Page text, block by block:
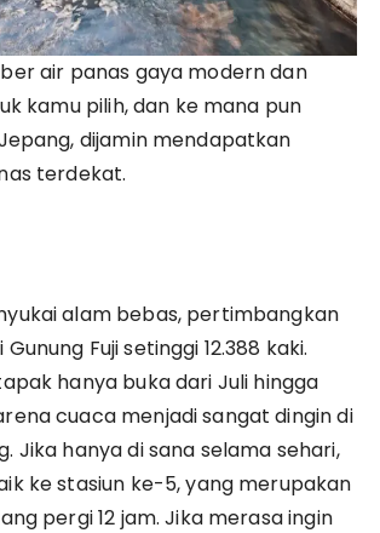
air panas gaya modern dan
kamu pilih, dan ke mana pun
dijamin mendapatkan
terdekat.
alam bebas, pertimbangkan
Fuji setinggi 12.388 kaki.
hanya buka dari Juli hingga
cuaca menjadi sangat dingin di
Jika hanya di sana selama sehari,
ke stasiun ke-5, yang merupakan
pergi 12 jam. Jika merasa ingin